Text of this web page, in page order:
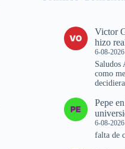
Victor
hizo
6-08-2026
Saludos
como
Pepe
6-08-2026
falta de